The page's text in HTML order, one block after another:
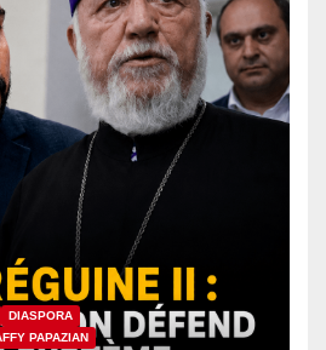
DIASPORA
PAPAZIAN